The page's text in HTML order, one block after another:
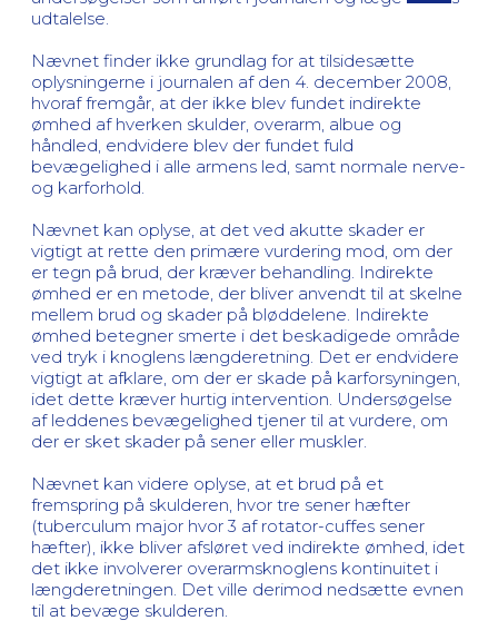
udtalelse.
Nævnet finder ikke grundlag for at tilsidesætte
oplysningerne i journalen af den 4. december 2008,
hvoraf fremgår, at der ikke blev fundet indirekte
ømhed af hverken skulder, overarm, albue og
håndled, endvidere blev der fundet fuld
bevægelighed i alle armens led, samt normale nerve-
og karforhold.
Nævnet kan oplyse, at det ved akutte skader er
vigtigt at rette den primære vurdering mod, om der
er tegn på brud, der kræver behandling. Indirekte
ømhed er en metode, der bliver anvendt til at skelne
mellem brud og skader på bløddelene. Indirekte
ømhed betegner smerte i det beskadigede område
ved tryk i knoglens længderetning. Det er endvidere
vigtigt at afklare, om der er skade på karforsyningen,
idet dette kræver hurtig intervention. Undersøgelse
af leddenes bevægelighed tjener til at vurdere, om
der er sket skader på sener eller muskler.
Nævnet kan videre oplyse, at et brud på et
fremspring på skulderen, hvor tre sener hæfter
(tuberculum major hvor 3 af rotator-cuffes sener
hæfter), ikke bliver afsløret ved indirekte ømhed, idet
det ikke involverer overarmsknoglens kontinuitet i
længderetningen. Det ville derimod nedsætte evnen
til at bevæge skulderen.